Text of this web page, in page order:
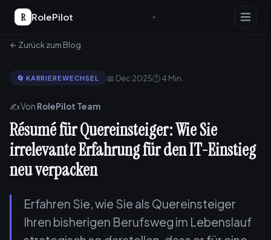
R RolePilot
← Zurück zum Blog
🔄 KARRIEREWECHSEL 📅 Dec 2025🕐 4 Min.
✍️ Von RolePilot Team
Résumé für Quereinsteiger: Wie Sie
irrelevante Erfahrung für den IT-Einstieg
neu verpacken
Erfahren Sie, wie Sie als Quereinsteiger
Ihren bisherigen Berufsweg im Lebenslauf